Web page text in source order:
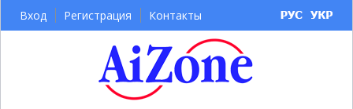
Вход Регистрация Контакты